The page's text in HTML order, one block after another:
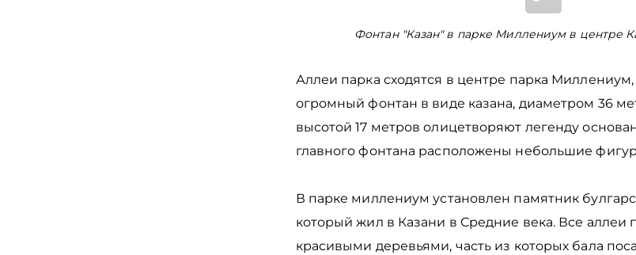
Фонтан "Казан" в парке Миллениум в центре
Аллеи парка сходятся в центре парка Миллениум,
огромный фонтан в виде казана, диаметром 36
высотой 17 метров олицетворяют легенду
главного фонтана расположены небольшие
В парке миллениум установлен памятник
который жил в Казани в Средние века. Все аллеи
красивыми деревьями, часть из которых бала